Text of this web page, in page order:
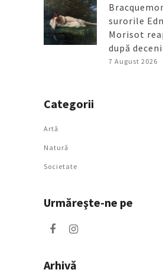
surorile
Morisot
după
7 August 2026
Categorii
Artǎ
Natură
Societate
Urmăreşte-ne pe
Arhivă